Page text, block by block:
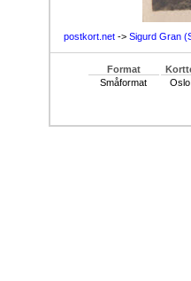
postkort.net -> Sigurd Gran
Format
Småformat